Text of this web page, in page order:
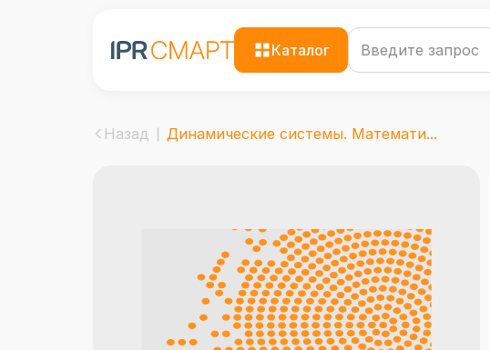
Каталог
Назад Динамические системы. Математи...